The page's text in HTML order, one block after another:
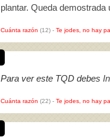
plantar. Queda
Cuánta razón (12) - Te jodes, no hay
Para ver este TQD debes
Cuánta razón (22) - Te jodes, no hay